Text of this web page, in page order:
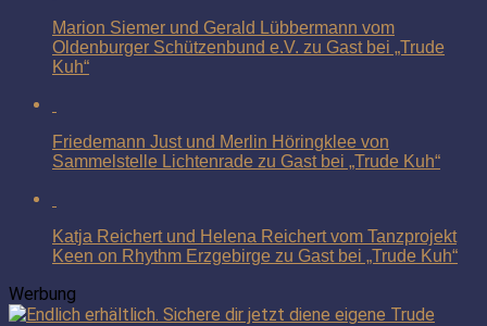
Marion Siemer und Gerald Lübbermann vom
Oldenburger Schützenbund e.V. zu Gast bei „Trude
Kuh“
Friedemann Just und Merlin Höringklee von
Sammelstelle Lichtenrade zu Gast bei „Trude Kuh“
Katja Reichert und Helena Reichert vom Tanzprojekt
Keen on Rhythm Erzgebirge zu Gast bei „Trude Kuh“
Werbung